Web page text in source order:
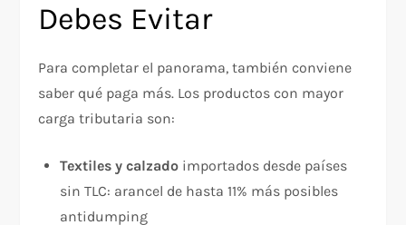
Debes Evitar
Para completar el panorama, también conviene
saber qué paga más. Los productos con mayor
carga tributaria son:
Textiles y calzado importados desde países
sin TLC: arancel de hasta 11% más posibles
antidumping